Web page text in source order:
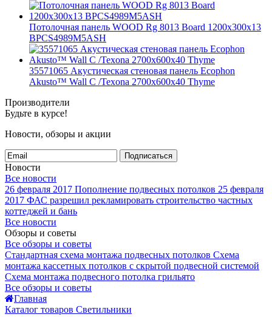
Потолочная панель WOOD Rg 8013 Board 1200x300x13
BPCS4989M5ASH
35571065 Акустическая стеновая панель Ecophon
Akusto™ Wall C /Texona 2700x600x40 Thyme
Производители
Будьте в курсе!
Новости, обзоры и акции
Подписаться
Новости
Все новости
26 февраля 2017 Пополнение подвесных потолков 25 февраля
2017 ФАС разрешил рекламировать строительство частных
коттеджей и бань
Все новости
Обзоры и советы
Все обзоры и советы
Стандартная схема монтажа подвесных потолков Схема
монтажа кассетных потолков с скрытой подвесной системой
Схема монтажа подвесного потолка грильято
Все обзоры и советы
Главная
Каталог товаров Светильники